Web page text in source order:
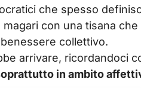
che spesso
con una tisana che
collettivo.
arrivare, ricordandoci
in ambito